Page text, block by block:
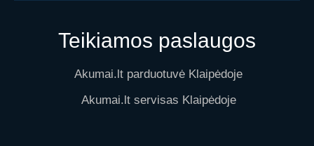
Teikiamos paslaugos
Akumai.lt parduotuvė Klaipėdoje
Akumai.lt servisas Klaipėdoje